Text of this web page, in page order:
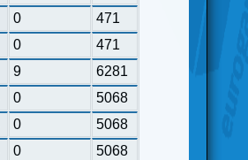
0
471
0
471
9
6281
0
5068
0
5068
0
5068